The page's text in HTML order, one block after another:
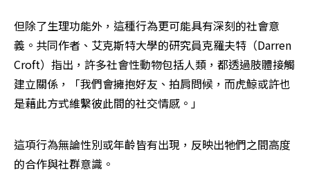
但除了生理功能外，這種行為更可能具有深刻的社會意
義。共同作者、艾克斯特大學的研究員克羅夫特（Darren
Croft）指出，許多社會性動物包括人類，都透過肢體接觸
建立關係，「我們會擁抱好友、拍肩問候，而虎鯨或許也
是藉此方式維繫彼此間的社交情感。」
這項行為無論性別或年齡皆有出現，反映出牠們之間高度
的合作與社群意識。